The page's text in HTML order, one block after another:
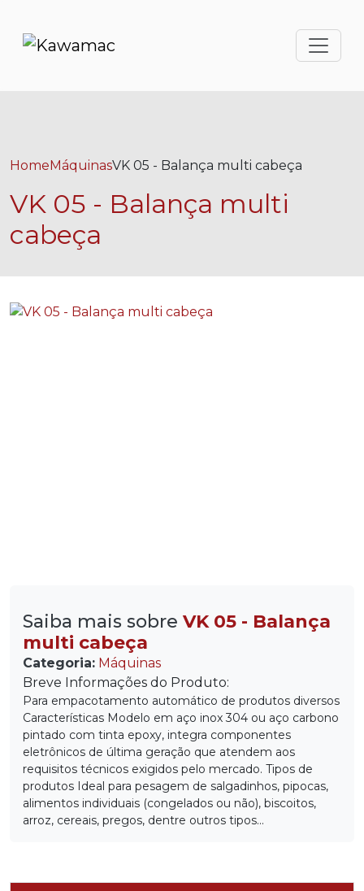
HomeMáquinasVK 05 - Balança multi cabeça
VK 05 - Balança multi
cabeça
Saiba mais sobre VK 05 - Balança
multi cabeça
Categoria: Máquinas
Breve Informações do Produto:
Para empacotamento automático de produtos diversos
Características Modelo em aço inox 304 ou aço carbono
pintado com tinta epoxy, integra componentes
eletrônicos de última geração que atendem aos
requisitos técnicos exigidos pelo mercado. Tipos de
produtos Ideal para pesagem de salgadinhos, pipocas,
alimentos individuais (congelados ou não), biscoitos,
arroz, cereais, pregos, dentre outros tipos...